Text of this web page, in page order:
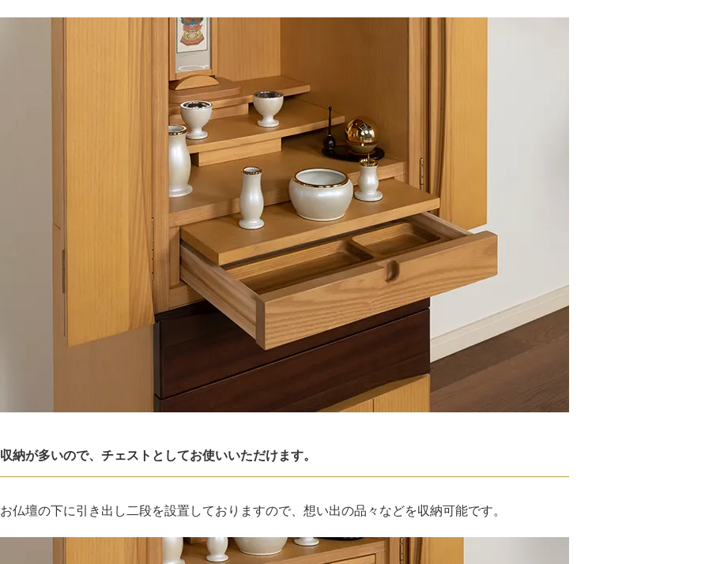
収納が多いので、チェストとしてお使いいただけます。
お仏壇の下に引き出し二段を設置しておりますので、想い出の品々などを収納可能です。